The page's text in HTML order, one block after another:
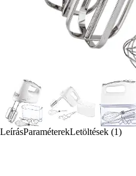
LeírásParaméterekLetöltések (1)